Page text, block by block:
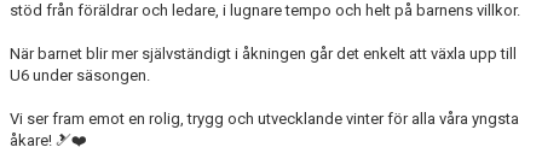
stöd från föräldrar och ledare, i lugnare tempo och helt på barnens villkor.
När barnet blir mer självständigt i åkningen går det enkelt att växla upp till
U6 under säsongen.
Vi ser fram emot en rolig, trygg och utvecklande vinter för alla våra yngsta
åkare! 🎿❤️